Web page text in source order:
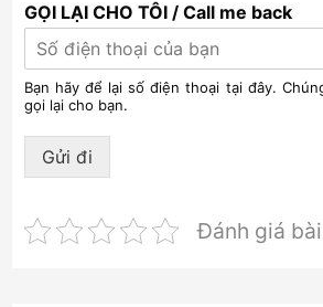
GỌI LẠI CHO TÔI / Call me back
Bạn hãy để lại số điện thoại tại đây.
gọi lại cho bạn.
Gửi đi
Đánh giá